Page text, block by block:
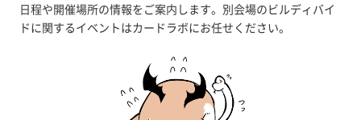
日程や開催場所の情報をご案内します。別会場のビルディバイ
ドに関するイベントはカードラボにお任せください。